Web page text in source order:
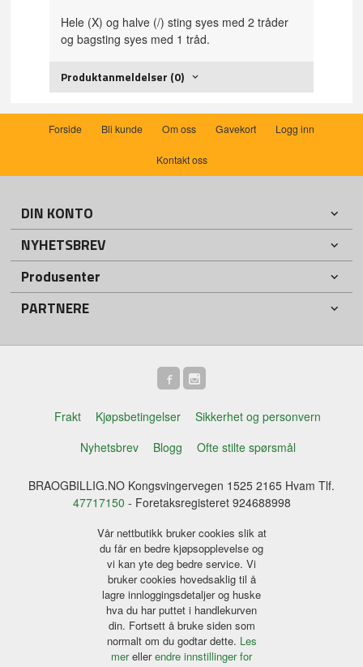
Hele (X) og halve (/) sting syes med 2 tråder
og bagsting syes med 1 tråd.
Produktanmeldelser (0)
Forside Bli kunde Om oss Gavekort Logg inn
Kontakt oss
DIN KONTO
NYHETSBREV
Produsenter
PARTNERE
Frakt Kjøpsbetingelser
Sikkerhet og personvern
Nyhetsbrev
Blogg Ofte stilte spørsmål
BRAOGBILLIG.NO Kongsvingervegen 1525 2165 Hvam Tlf.
47717150 - Foretaksregisteret 924688998
Vår nettbutikk bruker cookies slik at
du får en bedre kjøpsopplevelse og
vi kan yte deg bedre service. Vi
bruker cookies hovedsaklig til å
lagre innloggingsdetaljer og huske
hva du har puttet i handlekurven
din. Fortsett å bruke siden som
normalt om du godtar dette. Les
merellerendre innstillinger for